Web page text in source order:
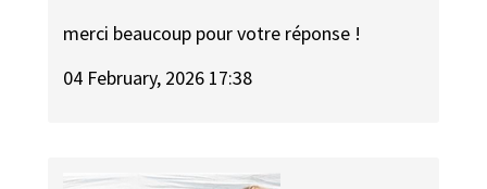
merci beaucoup pour votre réponse !
04 February, 2026 17:38